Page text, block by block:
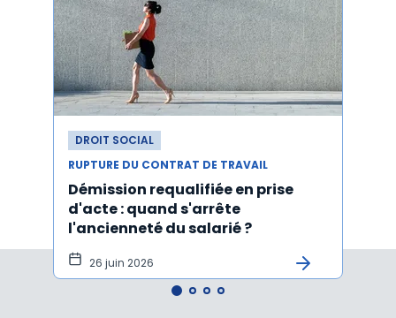
DROIT SOCIAL
RUPTURE DU CONTRAT DE TRAVAIL
Démission requalifiée en prise
d'acte : quand s'arrête
l'ancienneté du salarié ?
26 juin 2026